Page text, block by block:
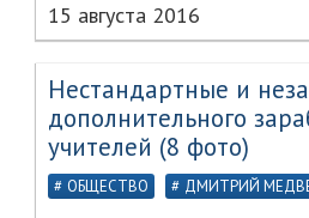
15 августа 2016
Нестандартные и
дополнительного
учителей (8 фото)
ОБЩЕСТВО ДМИТРИЙ